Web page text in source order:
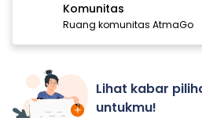
Komunitas
Ruang komunitas AtmaGo
Lihat kabar
untukmu!